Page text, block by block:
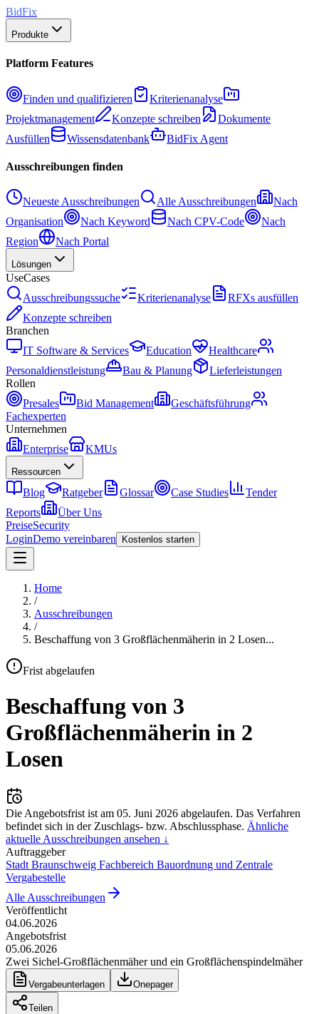
BidFix
Produkte
Platform Features
Finden und qualifizieren
Kriterienanalyse
Projektmanagement
Konzepte schreiben
Dokumente
Ausfüllen
Wissensdatenbank BidFix Agent
Ausschreibungen finden
Neueste Ausschreibungen Alle Ausschreibungen
Nach
Organisation
Nach Keyword Nach CPV-Code
Nach
Region
Nach Portal
Lösungen
UseCases
Ausschreibungssuche
Kriterienanalyse
RFXs ausfüllen
Konzepte schreiben
Branchen
IT Software & Services
Education
Healthcare
Personaldienstleistung
Bau & Planung
Lieferleistungen
Rollen
Presales
Bid Management
Geschäftsführung
Fachexperten
Unternehmen
Enterprise
KMUs
Ressourcen
Blog Ratgeber Glossar Case Studies
Tender
Reports
Über Uns
PreiseSecurity
LoginDemo vereinbaren Kostenlos starten
Home
/
Ausschreibungen
/
Beschaffung von 3 Großflächenmäherin in 2 Losen...
Frist abgelaufen
Beschaffung von 3
Großflächenmäherin in 2
Losen
Die Angebotsfrist ist am 05. Juni 2026 abgelaufen. Das Verfahren
befindet sich in der Zuschlags- bzw. Abschlussphase. Ähnliche
aktuelle Ausschreibungen ansehen ↓
Auftraggeber
Stadt Braunschweig Fachbereich Bauordnung und Zentrale
Vergabestelle
Alle Ausschreibungen
Veröffentlicht
04.06.2026
Angebotsfrist
05.06.2026
Zwei Sichel-Großflächenmäher und ein Großflächenspindelmäher
Vergabeunterlagen Onepager
Teilen